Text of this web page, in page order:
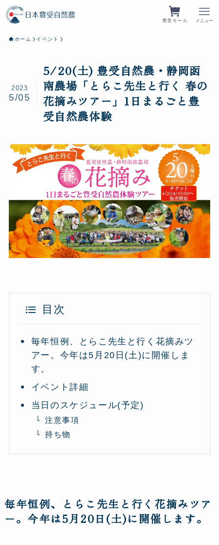
豊受モール メニュー
ホーム イベント
5/20(土) 豊受自然農・静岡函
南農場「とらこ先生と行く 春の
花摘みツアー」1日まるごと豊
受自然農体験
2023
5/05
目次
毎年恒例、とらこ先生と行く花摘みツ
アー。今年は5月20日(土)に開催しま
す。
イベント詳細
当日のスケジュール(予定)
注意事項
持ち物
毎年恒例、とらこ先生と行く花摘みツア
ー。今年は5月20日(土)に開催します。